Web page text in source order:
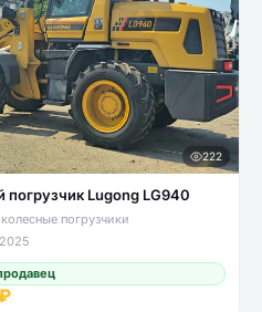
222
погрузчик Lugong LG940
погрузчики